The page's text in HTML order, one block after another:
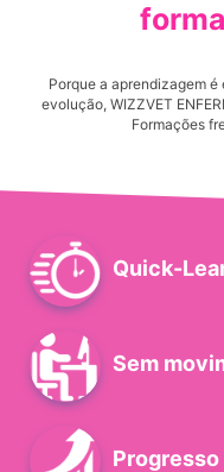
Porque a aprendizagem
evolução, WIZZVET
Formações
Quick-
Sem